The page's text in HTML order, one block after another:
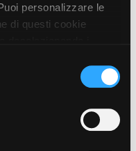
personalizzare le
di questi cookie
tutti i cookie, cliccando
Cliccando sul tasto
navigazione. Per